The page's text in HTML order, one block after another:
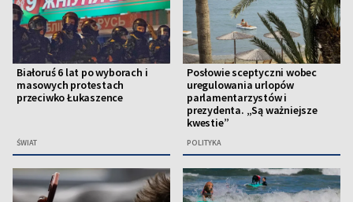
Białoruś 6 lat po wyborach i
masowych protestach
przeciwko Łukaszence
ŚWIAT
Posłowie sceptyczni wobec
uregulowania urlopów
parlamentarzystów i
prezydenta. „Są ważniejsze
kwestie”
POLITYKA